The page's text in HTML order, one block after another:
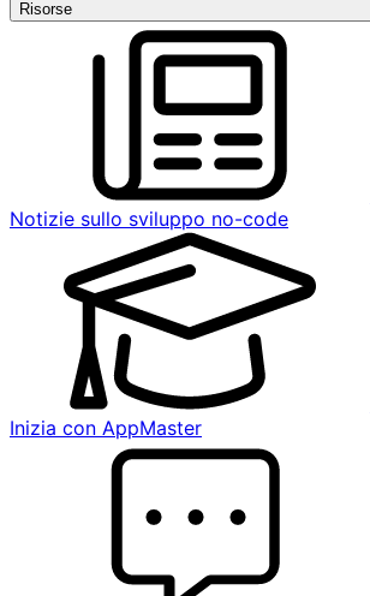
Risorse
Notizie sullo sviluppo no-code
Inizia con AppMaster